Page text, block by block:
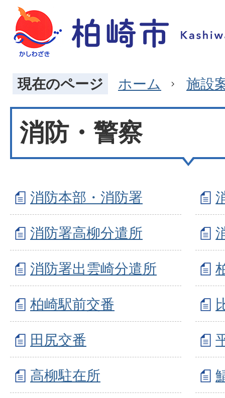
現在のページ ホーム 施設
消防・警察
消防本部・消防署
消防署高柳分遣所
消防署出雲崎分遣所
柏崎駅前交番
田尻交番
高柳駐在所